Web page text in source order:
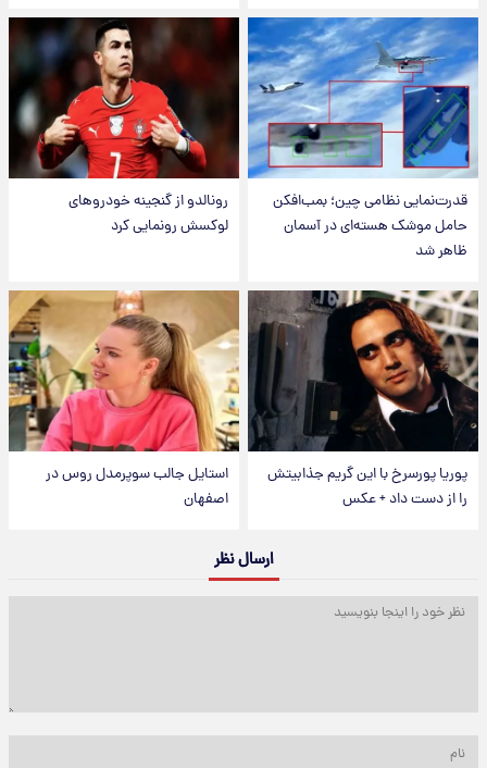
قدرت‌نمایی نظامی چین؛ بمب‌افکن
حامل موشک هسته‌ای در آسمان
ظاهر شد
رونالدو از گنجینه خودروهای
لوکسش رونمایی کرد
پوریا پورسرخ با این گریم جذابیتش
را از دست داد + عکس
استایل جالب سوپرمدل روس در
اصفهان
ارسال نظر